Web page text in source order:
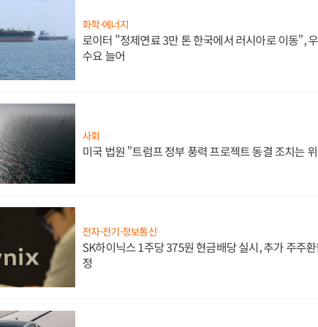
화학·에너지
로이터 "정제연료 3만 톤 한국에서 러시아로 이동",
수요 늘어
사회
미국 법원 "트럼프 정부 풍력 프로젝트 동결 조치는
전자·전기·정보통신
SK하이닉스 1주당 375원 현금배당 실시, 추가 주주
정